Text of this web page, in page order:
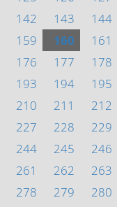
142 143 144
159 160 161
176 177 178
193 194 195
210 211 212
227 228 229
244 245 246
261 262 263
278 279 280